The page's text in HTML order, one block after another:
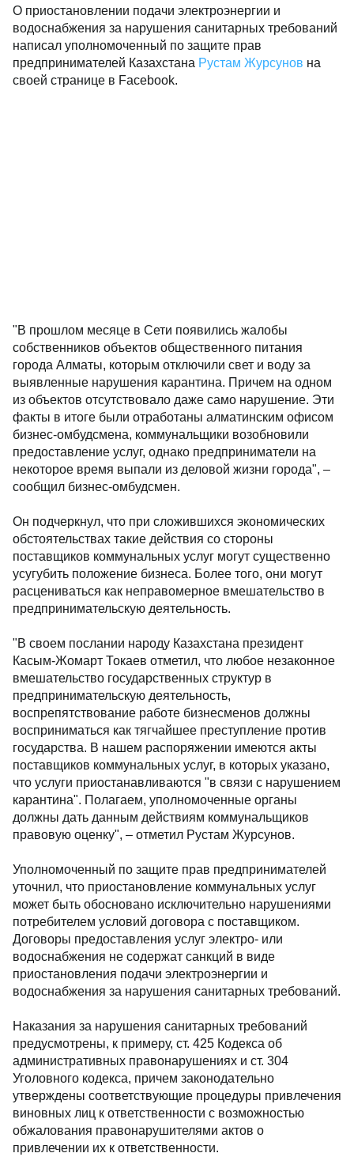
О приостановлении подачи электроэнергии и
водоснабжения за нарушения санитарных требований
написал уполномоченный по защите прав
предпринимателей Казахстана Рустам Журсунов на
своей странице в Facebook.
"В прошлом месяце в Сети появились жалобы
собственников объектов общественного питания
города Алматы, которым отключили свет и воду за
выявленные нарушения карантина. Причем на одном
из объектов отсутствовало даже само нарушение. Эти
факты в итоге были отработаны алматинским офисом
бизнес-омбудсмена, коммунальщики возобновили
предоставление услуг, однако предприниматели на
некоторое время выпали из деловой жизни города", –
сообщил бизнес-омбудсмен.
Он подчеркнул, что при сложившихся экономических
обстоятельствах такие действия со стороны
поставщиков коммунальных услуг могут существенно
усугубить положение бизнеса. Более того, они могут
расцениваться как неправомерное вмешательство в
предпринимательскую деятельность.
"В своем послании народу Казахстана президент
Касым-Жомарт Токаев отметил, что любое незаконное
вмешательство государственных структур в
предпринимательскую деятельность,
воспрепятствование работе бизнесменов должны
восприниматься как тягчайшее преступление против
государства. В нашем распоряжении имеются акты
поставщиков коммунальных услуг, в которых указано,
что услуги приостанавливаются "в связи с нарушением
карантина". Полагаем, уполномоченные органы
должны дать данным действиям коммунальщиков
правовую оценку", – отметил Рустам Журсунов.
Уполномоченный по защите прав предпринимателей
уточнил, что приостановление коммунальных услуг
может быть обосновано исключительно нарушениями
потребителем условий договора с поставщиком.
Договоры предоставления услуг электро- или
водоснабжения не содержат санкций в виде
приостановления подачи электроэнергии и
водоснабжения за нарушения санитарных требований.
Наказания за нарушения санитарных требований
предусмотрены, к примеру, ст. 425 Кодекса об
административных правонарушениях и ст. 304
Уголовного кодекса, причем законодательно
утверждены соответствующие процедуры привлечения
виновных лиц к ответственности с возможностью
обжалования правонарушителями актов о
привлечении их к ответственности.